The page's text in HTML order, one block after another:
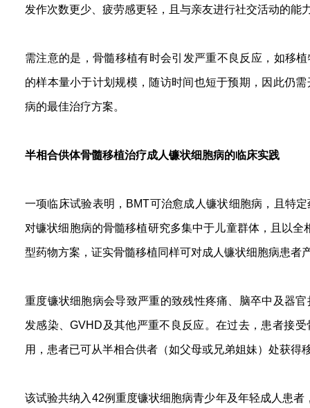
发作次数更少、疲劳感更轻，且与亲友进行社交活动的能
需注意的是，骨髓移植有时会引发严重不良反应，如移
的样本量小于计划规模，随访时间也短于预期，因此仍
病的最佳治疗方案。
半相合供体骨髓移植治疗成人镰状细胞病的临床实践
一项临床试验表明，BMT可治愈成人镰状细胞病，且特
对镰状细胞病的骨髓移植研究多集中于儿童群体，且以
型药物方案，证实骨髓移植同样可对成人镰状细胞病患者
重度镰状细胞病会导致严重的致残性疼痛、脑卒中及器
发感染、GVHD及其他严重不良反应。在过去，患者接
用，患者已可从半相合供者（如父母或兄弟姐妹）处获得
该试验共纳入42例重度镰状细胞病青少年及年轻成人患